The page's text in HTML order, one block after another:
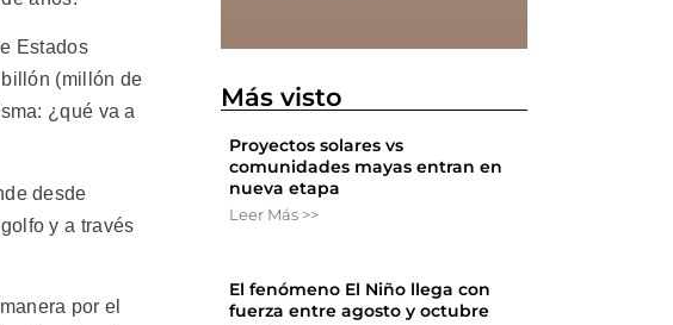
Estados
(millón de
¿qué va a
desde
y a través
por el
Más visto
Proyectos solares vs
comunidades mayas entran en
nueva etapa
Leer Más >>
El fenómeno El Niño llega con
fuerza entre agosto y octubre